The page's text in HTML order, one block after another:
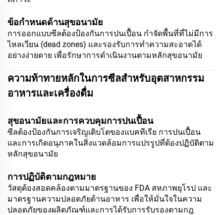
ข้อกำหนดด้านสุขอนามัย
การออกแบบซีลต้องป้องกันการปนเปื้อน กำจัดพื้นที่ที่ไม่มีการ
ไหลเวียน (dead zones) และรองรับการทำความสะอาดได้
อย่างง่ายดาย เพื่อรักษาการดำเนินงานตามหลักสุขอนามัย
ความท้าทายหลักในการซีลสำหรับอุตสาหกรรม
อาหารและเครื่องดื่ม
สุขอนามัยและการควบคุมการปนเปื้อน
ซีลต้องป้องกันการเจริญเติบโตของแบคทีเรีย การปนเปื้อน
และการเกิดอนุภาคในสิ่งแวดล้อมการแปรรูปที่ต้องปฏิบัติตาม
หลักสุขอนามัย
การปฏิบัติตามกฎหมาย
วัสดุต้องสอดคล้องตามมาตรฐานของ FDA สหภาพยุโรป และ
มาตรฐานความปลอดภัยด้านอาหาร เพื่อให้มั่นใจในความ
ปลอดภัยของผลิตภัณฑ์และการได้รับการรับรองตามกฎ